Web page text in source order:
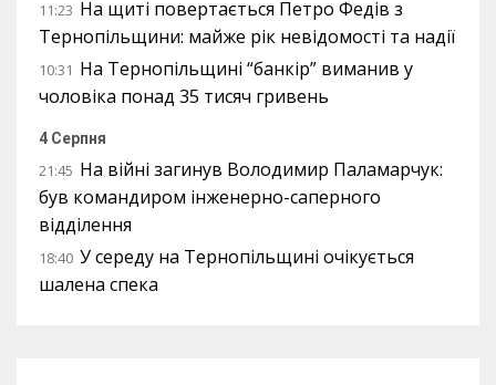
11:23 На щиті повертається Петро Федів з
Тернопільщини: майже рік невідомості та надії
10:31 На Тернопільщині “банкір” виманив у
чоловіка понад 35 тисяч гривень
4 Серпня
21:45 На війні загинув Володимир Паламарчук:
був командиром інженерно-саперного
відділення
18:40 У середу на Тернопільщині очікується
шалена спека